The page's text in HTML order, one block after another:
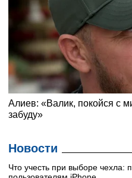
Новости
Что учесть при выборе чехла: